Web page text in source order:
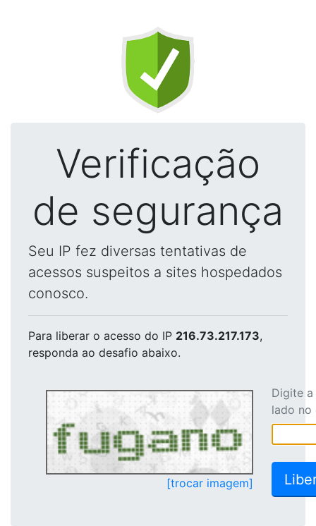
Verificação
de segurança
Seu IP fez diversas tentativas de
acessos suspeitos a sites hospedados
conosco.
Para liberar o acesso do IP 216.73.217.173,
responda ao desafio abaixo.
[trocar imagem]
Digite
lado no